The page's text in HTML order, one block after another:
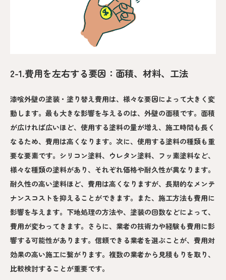
2-1.費用を左右する要因：面積、材料、工法
漆喰外壁の塗装・塗り替え費用は、様々な要因によって大きく変
動します。最も大きな影響を与えるのは、外壁の面積です。面積
が広ければ広いほど、使用する塗料の量が増え、施工時間も長く
なるため、費用は高くなります。次に、使用する塗料の種類も重
要な要素です。シリコン塗料、ウレタン塗料、フッ素塗料など、
様々な種類の塗料があり、それぞれ価格や耐久性が異なります。
耐久性の高い塗料ほど、費用は高くなりますが、長期的なメンテ
ナンスコストを抑えることができます。また、施工方法も費用に
影響を与えます。下地処理の方法や、塗装の回数などによって、
費用が変わってきます。さらに、業者の技術力や経験も費用に影
響する可能性があります。信頼できる業者を選ぶことが、費用対
効果の高い施工に繋がります。複数の業者から見積もりを取り、
比較検討することが重要です。